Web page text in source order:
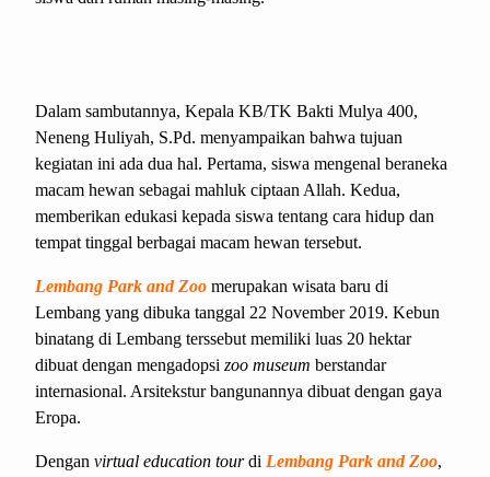
Dalam sambutannya, Kepala KB/TK Bakti Mulya 400,
Neneng Huliyah, S.Pd. menyampaikan bahwa tujuan
kegiatan ini ada dua hal. Pertama, siswa mengenal beraneka
macam hewan sebagai mahluk ciptaan Allah. Kedua,
memberikan edukasi kepada siswa tentang cara hidup dan
tempat tinggal berbagai macam hewan tersebut.
Lembang Park and Zoo merupakan wisata baru di
Lembang yang dibuka tanggal 22 November 2019. Kebun
binatang di Lembang terssebut memiliki luas 20 hektar
dibuat dengan mengadopsizoo museum berstandar
internasional. Arsitekstur bangunannya dibuat dengan gaya
Eropa.
Denganvirtual education tourdi Lembang Park and Zoo,